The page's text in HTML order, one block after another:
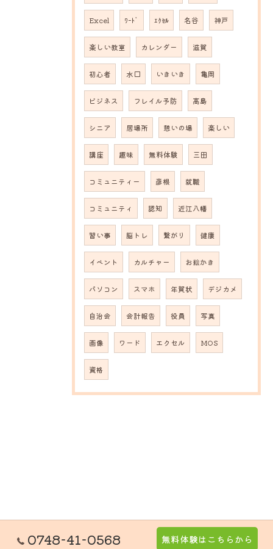
Excel ﾜｰﾄﾞ ｴｸｾﾙ 名谷 神戸
楽しい教室 カレンダー 滋賀
初心者 水口 いきいき 亀岡
ビジネス フレイル予防 高島
シニア 居場所 憩いの場 楽しい
講座 趣味 無料体験 三田
コミュニティー 彦根 就職
コミュニティ 認知 近江八幡
習い事 脳トレ 繋がり 健康
イベント カルチャー お絵かき
パソコン スマホ 年賀状 デジカメ
自治会 会計報告 役員 写真
画像 ワード エクセル MOS
資格
0748-41-0568 無料体験はこちらから